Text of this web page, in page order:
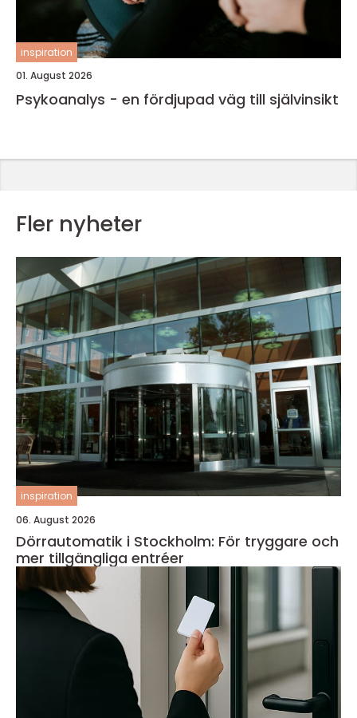
inspiration
01. August 2026
Psykoanalys - en fördjupad väg till självinsikt
Fler nyheter
inspiration
06. August 2026
Dörrautomatik i Stockholm: För tryggare och
mer tillgängliga entréer